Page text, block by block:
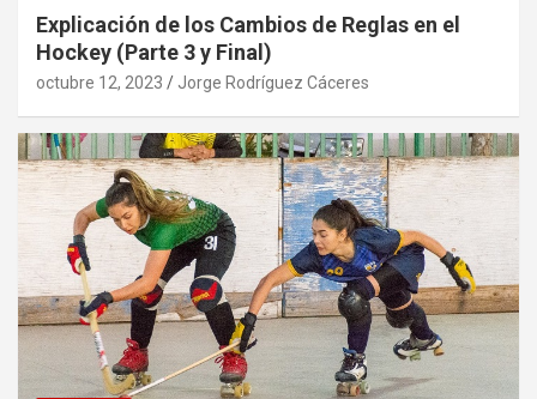
Explicación de los Cambios de Reglas en el
Hockey (Parte 3 y Final)
octubre 12, 2023 Jorge Rodríguez Cáceres